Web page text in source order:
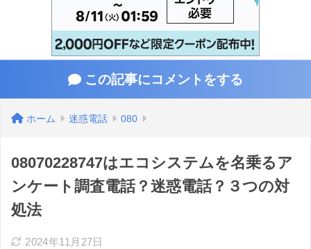
この記事にコメントをする
ホーム 迷惑電話 080
08070228747はエコシステムを名乗るア
ンケート調査電話？迷惑電話？３つの対
処法
2024年11月27日